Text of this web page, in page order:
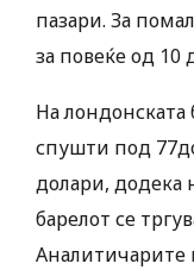
пазари. За
за повеќе од 10
На лондонската
спушти под
долари, додека
барелот се
Аналитичарите